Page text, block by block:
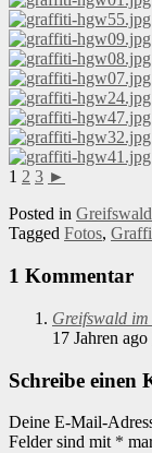
1 2 3 ►
Posted in
Tagged Fotos,
1 Kommentar
Greifswald
17 Jahren ago
Schreibe einen
Deine E-Mail-
Felder sind mit *